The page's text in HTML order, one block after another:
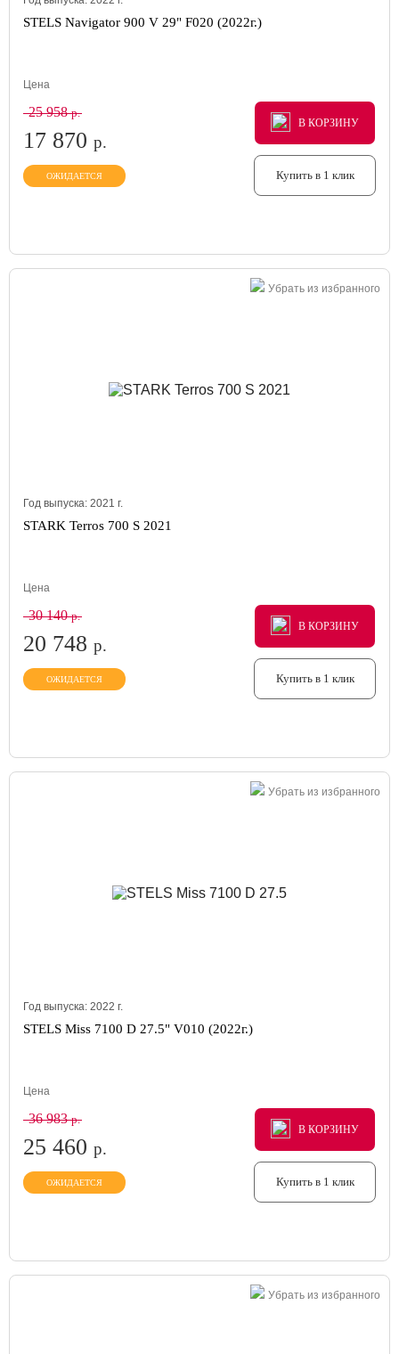
STELS Navigator 900 V 29" F020 (2022г.)
Цена
25 958р.
17 870 р.
ОЖИДАЕТСЯ
В КОРЗИНУ
В КОРЗИНУ
В КОРЗИНУ
Купить в 1 клик
Убрать из избранного
Год выпуска: 2021 г.
STARK Terros 700 S 2021
Цена
30 140р.
20 748 р.
ОЖИДАЕТСЯ
В КОРЗИНУ
В КОРЗИНУ
В КОРЗИНУ
Купить в 1 клик
Убрать из избранного
Год выпуска: 2022 г.
STELS Miss 7100 D 27.5" V010 (2022г.)
Цена
36 983р.
25 460 р.
ОЖИДАЕТСЯ
В КОРЗИНУ
В КОРЗИНУ
В КОРЗИНУ
Купить в 1 клик
Убрать из избранного